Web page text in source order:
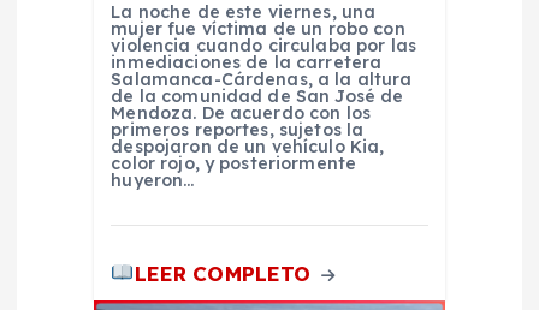
La noche de este viernes, una
mujer fue víctima de un robo con
violencia cuando circulaba por las
inmediaciones de la carretera
Salamanca-Cárdenas, a la altura
de la comunidad de San José de
Mendoza. De acuerdo con los
primeros reportes, sujetos la
despojaron de un vehículo Kia,
color rojo, y posteriormente
huyeron…
LEER COMPLETO